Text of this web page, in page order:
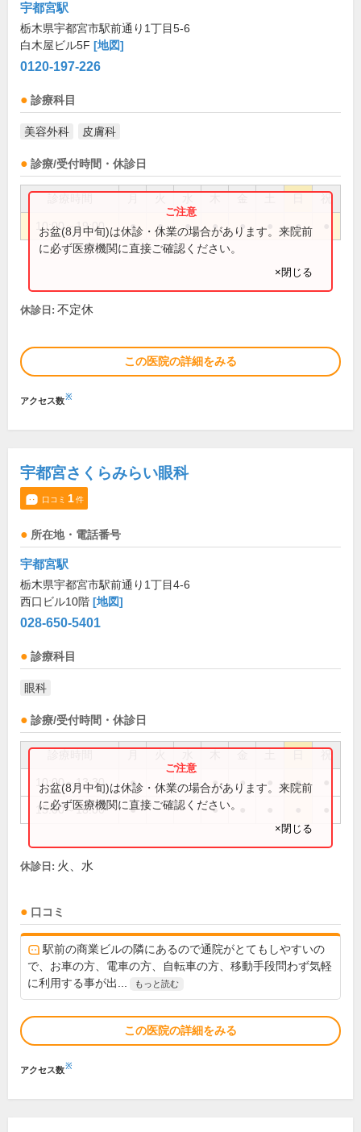
宇都宮駅
栃木県宇都宮市駅前通り1丁目5-6
白木屋ビル5F [地図]
0120-197-226
診療科目
美容外科 皮膚科
診療/受付時間・休診日
祝
10:00～19:00 ● ● ● ● ● ●
お盆(8月中旬)は休診・休業の場合があります。来院前
に必ず医療機関に直接ご確認ください。
×閉じる
休診日: 不定休
この医院の詳細をみる
アクセス数※
宇都宮さくらみらい眼科
口コミ 1件
所在地・電話番号
宇都宮駅
栃木県宇都宮市駅前通り1丁目4-6
西口ビル10階 [地図]
028-650-5401
診療科目
眼科
診療/受付時間・休診日
祝
10:00～13:30 ● ● ● ●
15:00～18:00 ● ●
お盆(8月中旬)は休診・休業の場合があります。来院前
に必ず医療機関に直接ご確認ください。
×閉じる
休診日: 火、水
口コミ
駅前の商業ビルの隣にあるので通院がとてもしやすいの
で、お車の方、電車の方、自転車の方、移動手段問わず気軽
に利用する事が出...
もっと読む
この医院の詳細をみる
アクセス数※